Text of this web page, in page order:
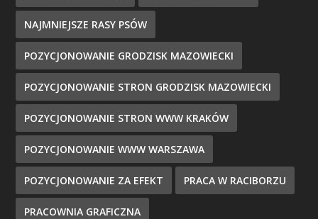
NAJMNIEJSZE RASY PSÓW
POZYCJONOWANIE GRODZISK MAZOWIECKI
POZYCJONOWANIE STRON GRODZISK MAZOWIECKI
POZYCJONOWANIE STRON WWW KRAKÓW
POZYCJONOWANIE WWW WARSZAWA
POZYCJONOWANIE ZA EFEKT PRACA W RACIBORZU
PRACOWNIA GRAFICZNA